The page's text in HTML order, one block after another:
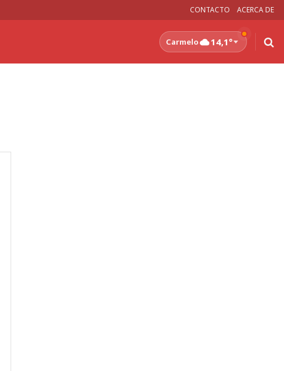
CONTACTO ACERCA DE
Carmelo 14,1°